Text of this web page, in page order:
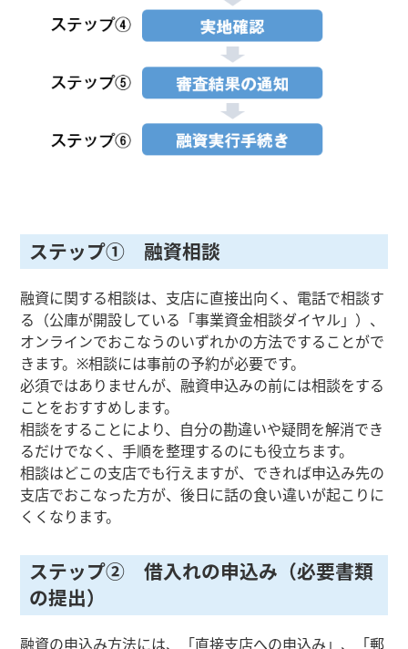
ステップ① 融資相談
融資に関する相談は、支店に直接出向く、電話で相談す
る（公庫が開設している「事業資金相談ダイヤル」）、
オンラインでおこなうのいずれかの方法ですることがで
きます。※相談には事前の予約が必要です。
必須ではありませんが、融資申込みの前には相談をする
ことをおすすめします。
相談をすることにより、自分の勘違いや疑問を解消でき
るだけでなく、手順を整理するのにも役立ちます。
相談はどこの支店でも行えますが、できれば申込み先の
支店でおこなった方が、後日に話の食い違いが起こりに
くくなります。
ステップ② 借入れの申込み（必要書類
の提出）
融資の申込み方法には、「直接支店への申込み」、「郵